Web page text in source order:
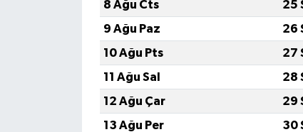
8 Ağu Cts
25
9 Ağu Paz
26
10 Ağu Pts
27
11 Ağu Sal
28
12 Ağu Çar
29
13 Ağu Per
30